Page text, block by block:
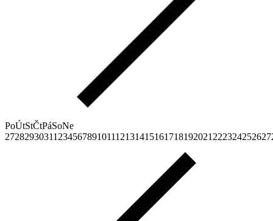
PoÚtStČtPáSoNe
27282930311 23456789101112131415161718192021 222324252627